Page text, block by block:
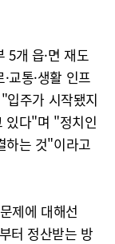
5개 읍·면 재도
교통·생활 인프
입주가 시작됐지
있다"며 "정치인
하는 것"이라고
제에 대해선
터 정산받는 방